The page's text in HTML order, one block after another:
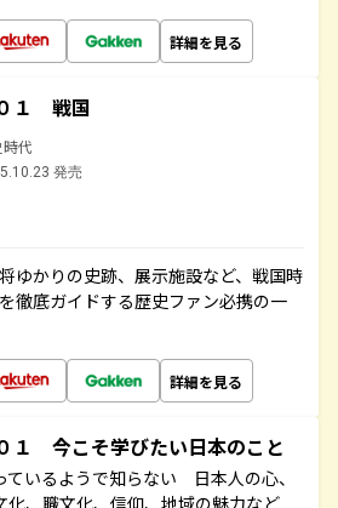
詳細を見る
１ 戦国
時代
発売
ゆかりの史跡、展示施設など、戦国時
徹底ガイドする歴史ファン必携の一
詳細を見る
１ 今こそ学びたい日本のこと
ているようで知らない 日本人の心、
化、職文化、信仰、地域の魅力など